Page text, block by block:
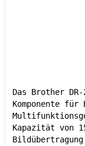
Das Brother
Komponente
Kapazität von